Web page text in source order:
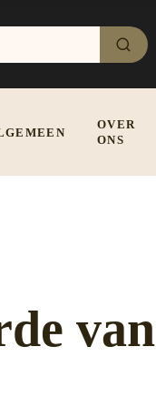
OVER
ONS
van